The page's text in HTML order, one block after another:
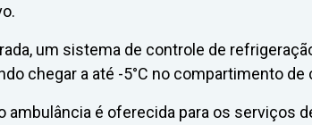
um sistema de controle de
chegar a até -5°C no compartimento de
ambulância é oferecida para os serviços